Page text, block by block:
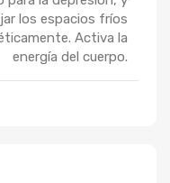
los espacios fríos
Activa la
energía del cuerpo.